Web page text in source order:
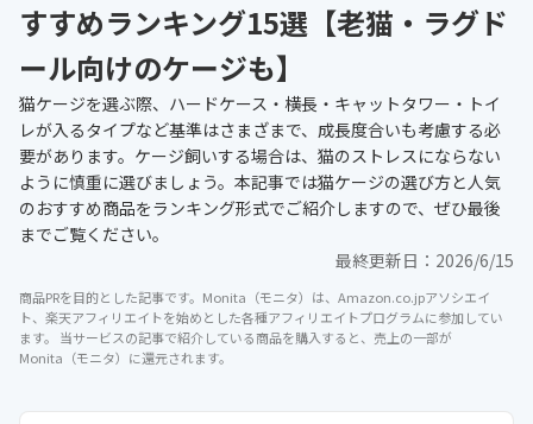
すすめランキング15選【老猫・ラグド
ール向けのケージも】
猫ケージを選ぶ際、ハードケース・横長・キャットタワー・トイ
レが入るタイプなど基準はさまざまで、成長度合いも考慮する必
要があります。ケージ飼いする場合は、猫のストレスにならない
ように慎重に選びましょう。本記事では猫ケージの選び方と人気
のおすすめ商品をランキング形式でご紹介しますので、ぜひ最後
までご覧ください。
最終更新日： 2026/6/15
商品PRを目的とした記事です。Monita（モニタ）は、Amazon.co.jpアソシエイ
ト、楽天アフィリエイトを始めとした各種アフィリエイトプログラムに参加してい
ます。 当サービスの記事で紹介している商品を購入すると、売上の一部が
Monita（モニタ）に還元されます。